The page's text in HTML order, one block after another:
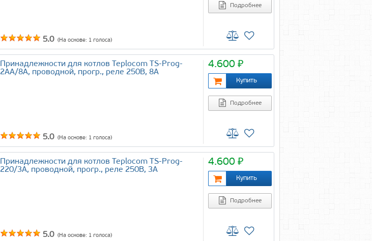
5.0 (На основе: 1 голоса)
Подробнее
Принадлежности для котлов Teplocom TS-Prog-
2AA/8A, проводной, прогр., реле 250В, 8А
5.0 (На основе: 1 голоса)
4.600 ₽
Подробнее
Принадлежности для котлов Teplocom TS-Prog-
220/3A, проводной, прогр., реле 250В, 3А
5.0 (На основе: 1 голоса)
4.600 ₽
Подробнее